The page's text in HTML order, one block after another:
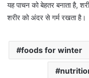
यह पाचन को बेहतर बनाता है,
शरीर को अंदर से गर्म रखता है।
foods for winter